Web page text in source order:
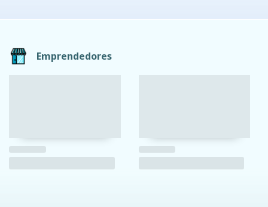
Emprendedores